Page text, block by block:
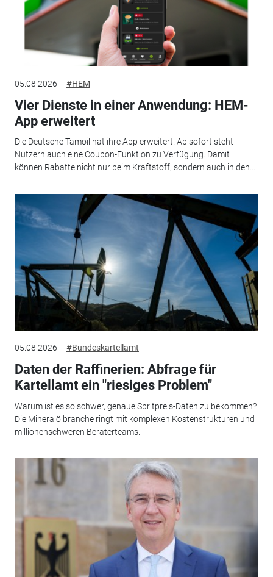
05.08.2026 #HEM
Vier Dienste in einer Anwendung: HEM-
App erweitert
Die Deutsche Tamoil hat ihre App erweitert. Ab sofort steht
Nutzern auch eine Coupon-Funktion zu Verfügung. Damit
können Rabatte nicht nur beim Kraftstoff, sondern auch in den...
05.08.2026 #Bundeskartellamt
Daten der Raffinerien: Abfrage für
Kartellamt ein "riesiges Problem"
Warum ist es so schwer, genaue Spritpreis-Daten zu bekommen?
Die Mineralölbranche ringt mit komplexen Kostenstrukturen und
millionenschweren Beraterteams.